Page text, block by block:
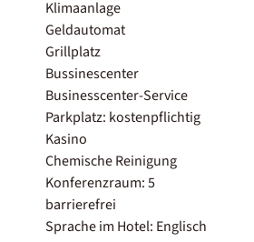
Klimaanlage
Geldautomat
Grillplatz
Bussinescenter
Businesscenter-Service
Parkplatz: kostenpflichtig
Kasino
Chemische Reinigung
Konferenzraum: 5
barrierefrei
Sprache im Hotel: Englisch